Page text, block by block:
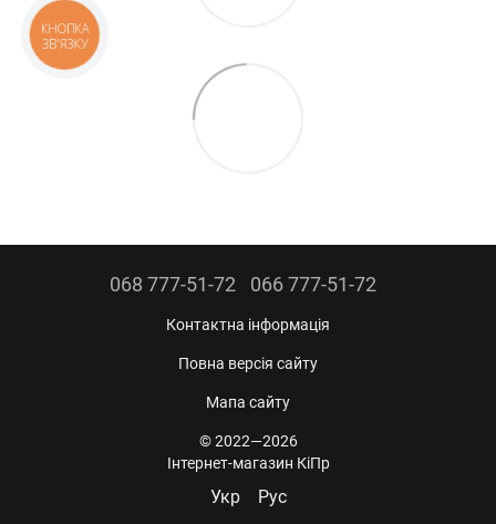
068 777-51-72 066 777-51-72
Контактна інформація
Повна версія сайту
Мапа сайту
© 2022—2026
Інтернет-магазин КіПр
Укр Рус
КНОПКА
ЗВ'ЯЗКУ